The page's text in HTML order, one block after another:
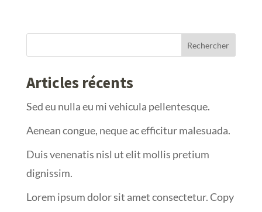
Articles récents
Sed eu nulla eu mi vehicula pellentesque.
Aenean congue, neque ac efficitur malesuada.
Duis venenatis nisl ut elit mollis pretium
dignissim.
Lorem ipsum dolor sit amet consectetur. Copy